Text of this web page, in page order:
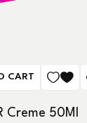
CART
Creme 50Ml